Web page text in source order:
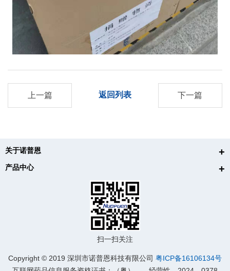
上一篇 返回列表 下一篇
关于诺普恩
产品中心
扫一扫关注
Copyright © 2019 深圳市诺普恩科技有限公司 粤ICP备16106134号